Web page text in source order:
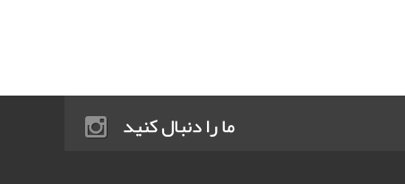
ما را دنبال کنید